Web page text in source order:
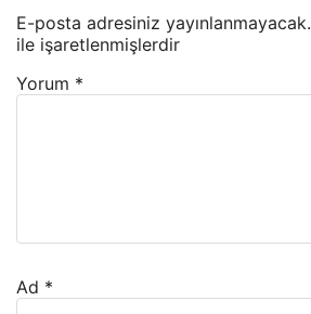
E-posta adresiniz yayınlanmayacak.
ile işaretlenmişlerdir
Yorum *
Ad *